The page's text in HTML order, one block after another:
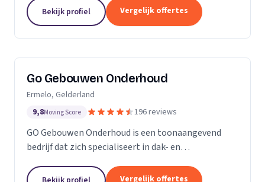
Bekijk profiel Vergelijk offertes
Go Gebouwen Onderhoud
Ermelo, Gelderland
9,8Moving Score 196 reviews
GO Gebouwen Onderhoud is een toonaangevend
bedrijf dat zich specialiseert in dak- en
samenhangt. Met onze vakkundige aanpak zorgen
Vergelijk offertes